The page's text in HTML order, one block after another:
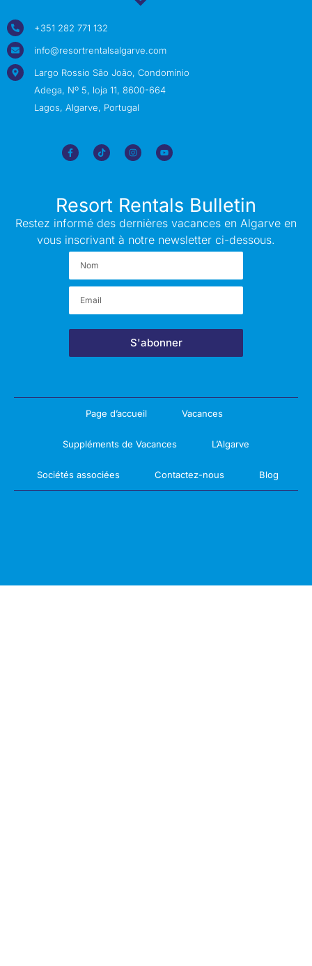
+351 282 771 132
info@resortrentalsalgarve.com
Largo Rossio São João, Condomínio
Adega, Nº 5, loja 11, 8600-664
Lagos, Algarve, Portugal
Resort Rentals Bulletin
Restez informé des dernières vacances en Algarve en
vous inscrivant à notre newsletter ci-dessous.
S'abonner
Page d’accueil Vacances
Suppléments de Vacances L’Algarve
Sociétés associées Contactez-nous Blog